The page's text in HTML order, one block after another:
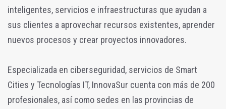
inteligentes, servicios e infraestructuras que ayudan a
sus clientes a aprovechar recursos existentes, aprender
nuevos procesos y crear proyectos innovadores.
Especializada en ciberseguridad, servicios de Smart
Cities y Tecnologías IT, InnovaSur cuenta con más de 200
profesionales, así como sedes en las provincias de